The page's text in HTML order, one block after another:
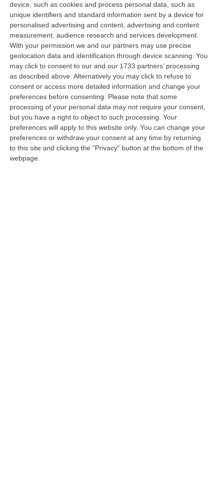
device, such as cookies and process personal data, such as
unique identifiers and standard information sent by a device for
personalised advertising and content, advertising and content
measurement, audience research and services development.
With your permission we and our partners may use precise
geolocation data and identification through device scanning. You
may click to consent to our and our 1733 partners’ processing
as described above. Alternatively you may click to refuse to
consent or access more detailed information and change your
preferences before consenting. Please note that some
processing of your personal data may not require your consent,
but you have a right to object to such processing. Your
preferences will apply to this website only. You can change your
preferences or withdraw your consent at any time by returning
to this site and clicking the "Privacy" button at the bottom of the
webpage.
Regione, il sottogoverno si normalizza. E
si colora sempre più di azzurro…
Il risvolto delle ultime nomine alla Cittadella.
La “parte del leone” di Occhiuto e Forza Italia.
E si riduce il numero dei commissari
Pubblicato il: 24/10/24 – 9:41